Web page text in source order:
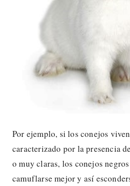
Por ejemplo, si los conejos
caracterizado por la presencia
o muy claras, los conejos
camuflarse mejor y así